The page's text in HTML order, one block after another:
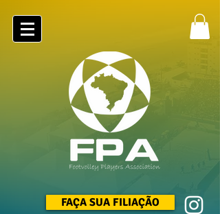
FAÇA SUA FILIAÇÃO